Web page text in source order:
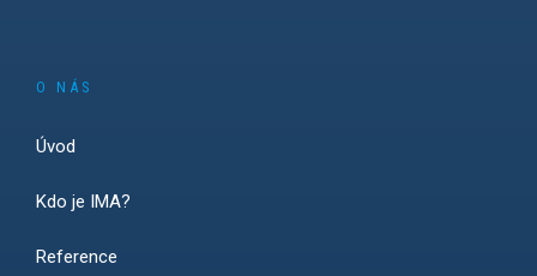
O NÁS
Úvod
Kdo je IMA?
Reference